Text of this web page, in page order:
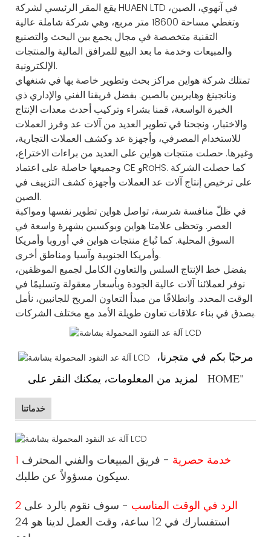
يقع المقر الرئيسي لشركة HUAEN LTD في آنهوي، الصين،
وتغطي مساحة 18600 متر مربع، وهي شركة شاملة عالية
التقنية متخصصة في مجال يجمع بين البحث والتصنيع
والمبيعات وخدمة ما بعد البيع للمرافق المالية والمنتجات
الإلكترونية.
تمتلك شركة هواين مراكز بحث وتطوير خاصة بها في شنغهاي
ونانجينغ وهايربين بالصين. بفضل فريقنا الفني والإداري ذي
الخبرة الواسعة، قمنا بشراء وتركيب أحدث معدات الإنتاج
والاختبار، ونجحنا في تطوير العديد من آلات عد وفرز العملات
للاستخدام المصرفي، وأجهزة عد وكشف العملات التجارية،
وغيرها. حصلت منتجات هواين على العديد من براءات الاختراع،
وجميعها حاصلة على اعتماد CE وRoHS. كما حصلت الشركة
على ترخيص إنتاج آلات عد العملات وأجهزة كشف التزييف في
الصين.
في ظلّ منافسة شرسة، تواصل هواين تطوير نفسها ومواكبة
العصر. وتحظى علامتا هواين وبوكسين بشهرة واسعة في
السوق المحلية. كما تُباع منتجات هواين في أوروبا وأمريكا
وأمريكا الجنوبية وآسيا ومناطق أخرى.
بفضل خط الإنتاج السلس والتعاون الكامل لجميع الموظفين،
نوفر لعملائنا آلات عالية الجودة وبأسعار معقولة وتسليمًا في
الوقت المحدد. وانطلاقًا من مبدأ التعاون المربح للجانبين، نأمل
بصدق في بناء علاقات تعاون طويلة الأمد مع مختلف الشركات.
مرحبًا بكم في متجرنا،
لمزيد من المعلومات، يمكنك النقر على
HOME"
خدماتنا
1 خدمة حصرية - فريق المبيعات والفني المحترف
سيكون مسؤولاً عن طلبك.
2 الرد في الوقت المناسب - سوف نقوم بالرد على
استفسارك في 12 ساعة، وقت العمل لدينا هو 24